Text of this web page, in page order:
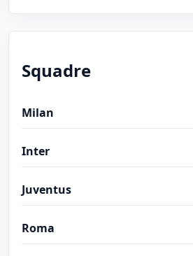
Squadre
Milan
Inter
Juventus
Roma